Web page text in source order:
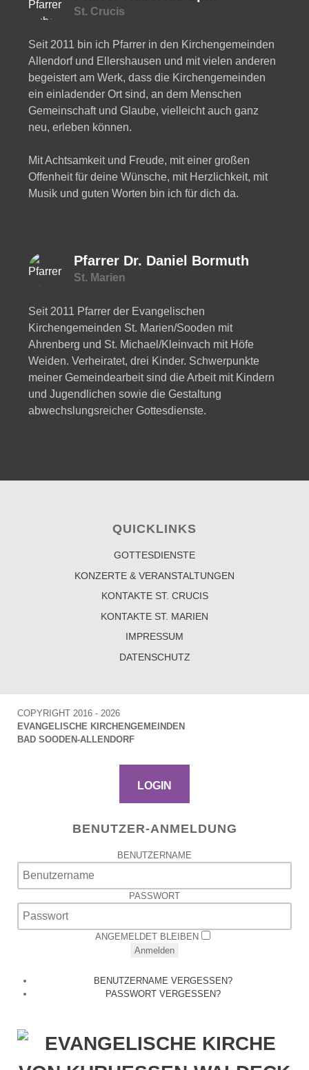
St. Crucis
Seit 2011 bin ich Pfarrer in den Kirchengemeinden
Allendorf und Ellershausen und mit vielen anderen
begeistert am Werk, dass die Kirchengemeinden
ein einladender Ort sind, an dem Menschen
Gemeinschaft und Glaube, vielleicht auch ganz
neu, erleben können.
Mit Achtsamkeit und Freude, mit einer großen
Offenheit für deine Wünsche, mit Herzlichkeit, mit
Musik und guten Worten bin ich für dich da.
Pfarrer Dr. Daniel Bormuth
St. Marien
Seit 2011 Pfarrer der Evangelischen
Kirchengemeinden St. Marien/Sooden mit
Ahrenberg und St. Michael/Kleinvach mit Höfe
Weiden. Verheiratet, drei Kinder. Schwerpunkte
meiner Gemeindearbeit sind die Arbeit mit Kindern
und Jugendlichen sowie die Gestaltung
abwechslungsreicher Gottesdienste.
QUICKLINKS
GOTTESDIENSTE
KONZERTE & VERANSTALTUNGEN
KONTAKTE ST. CRUCIS
KONTAKTE ST. MARIEN
IMPRESSUM
DATENSCHUTZ
COPYRIGHT 2016 - 2026
EVANGELISCHE KIRCHENGEMEINDEN
BAD SOODEN-ALLENDORF
LOGIN
BENUTZER-ANMELDUNG
BENUTZERNAME
PASSWORT
ANGEMELDET BLEIBEN
Anmelden
BENUTZERNAME VERGESSEN?
PASSWORT VERGESSEN?